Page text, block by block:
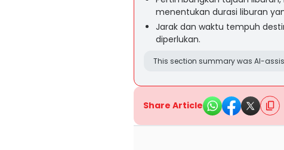
menentukan durasi liburan
Jarak dan waktu tempuh
diperlukan.
This section summary was AI-
Share Article